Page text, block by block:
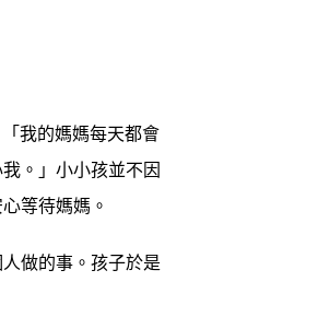
我的媽媽每天都會
。」小小孩並不因
等待媽媽。
做的事。孩子於是